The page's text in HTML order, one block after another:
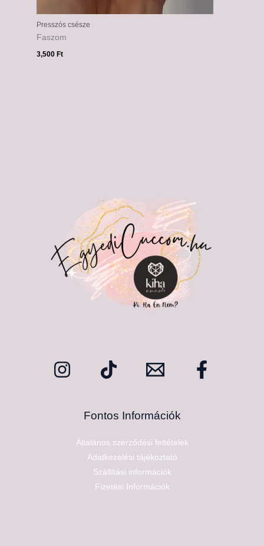
Presszós csésze
Faszom
3,500 Ft
Fontos Információk
Általános szerződési feltételek
Adatkezelési tájékoztató
Szállítási információk
Fizetési Információk